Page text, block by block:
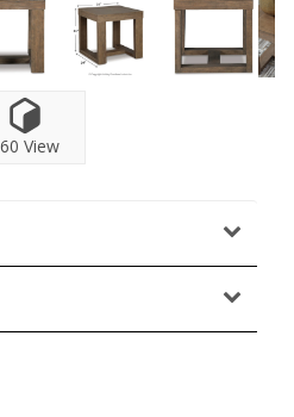
View